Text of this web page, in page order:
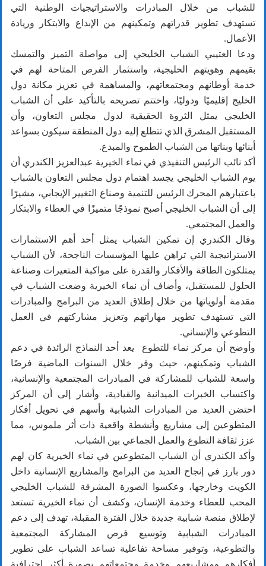
للشباب من خلال المبادرات والاستراتيجيات الوطنية التي
تستهدف تطوير قدراتهم وتمكينهم من الإبداع والابتكار وريادة
الأعمال.
ودعا العتيبي الشباب الخليجي إلى مواصلة التميز والتمسك
بقيمهم وهويتهم الخليجية، واستثمار الفرص المتاحة لهم في
خدمة أوطانهم ومجتمعاتهم، والمساهمة في تعزيز مكانة دول
الخليج إقليميًا ودوليًا، واختتم تصريحه بالتأكيد على أن الشباب
الخليجي يمثل الثروة الحقيقية لدول مجلس التعاون، وأن
المستقبل المشرق الذي تتطلع إليه دول المنطقة سيكون بسواعد
أبنائها وبناتها من الشباب الطموح والمبدع.
أكد نائب الرئيس التنفيذي في نماء الخيرية عبدالعزيز الكندري أن
يوم الشباب الخليجي يجسد اهتمام دول مجلس التعاون بالشباب
باعتبارهم المحرك الرئيس للتنمية وصناع التغيير الإيجابي، مشيرًا
إلى أن الشباب الخليجي أصبح نموذجًا متميزًا في العطاء والابتكار
والعمل المجتمعي.
وقال الكندري إن تمكين الشباب يمثل أحد أهم الاستثمارات
الاستراتيجية التي تراهن عليها المؤسسات الناجحة، لأن الشباب
يمتلكون الطاقة والأفكار والقدرة على مواكبة المتغيرات وصناعة
الحلول للمستقبل، وأضاف أن نماء الخيرية وضعت الشباب في
مقدمة أولوياتها من خلال إطلاق العديد من البرامج والمبادرات
التي تستهدف تطوير مهاراتهم وتعزيز مشاركتهم في العمل
التطوعي والإنساني.
وأوضح أن مركز نماء للتطوع يعد أحد النماذج الرائدة في دعم
الشباب وتمكينهم، حيث وفر خلال السنوات الماضية فرصًا
واسعة للشباب للمشاركة في المبادرات المجتمعية والإنسانية،
واكتساب الخبرات الميدانية والقيادية، وأشار إلى أن المركز
احتضن العديد من المبادرات الشبابية وأسهم في تحويل أفكار
المتطوعين إلى مشاريع وأنشطة واقعية ذات أثر ملموس، مما
عزز ثقافة التطوع والعمل الجماعي بين الشباب.
وأكد الكندري أن الشباب المتطوعين في نماء الخيرية كان لهم
دور بارز في إنجاح العديد من البرامج والمشاريع الإنسانية داخل
الكويت وخارجها، وعكسوا الصورة المشرقة للشباب الخليجي
المحب للعطاء وخدمة الإنسان، وكشف أن نماء الخيرية تستعد
لإطلاق منصة شبابية جديدة خلال الفترة المقبلة، تهدف إلى دعم
المبادرات الشبابية وتوسيع فرص المشاركة المجتمعية
والتطوعية، وتوفير مساحة تفاعلية تساعد الشباب على تطوير
أفكارهم ومشاريعهم وخدمة مجتمعاتهم بصورة أكثر احترافية